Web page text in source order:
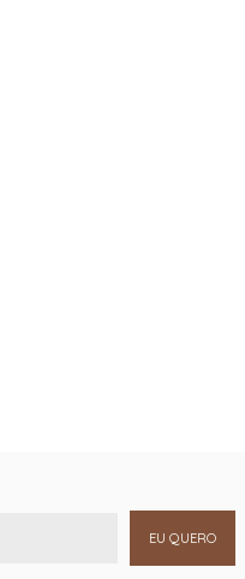
EU QUERO